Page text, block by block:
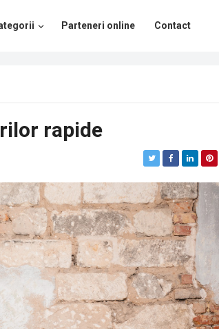
Parteneri online Contact
rapide